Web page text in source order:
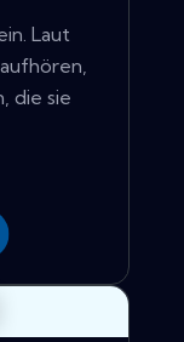
Laut
die sie